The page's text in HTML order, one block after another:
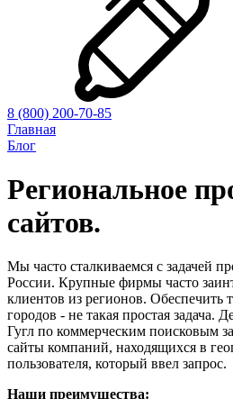
8 (800) 200-70-85
Главная
Блог
Региональное
сайтов.
Мы часто сталкиваемся с задачей
России. Крупные фирмы часто
клиентов из регионов. Обеспечить
городов - не такая простая задача.
Гугл по коммерческим поисковым
сайты компаний, находящихся в
пользователя, который ввел запрос.
Наши преимущества: